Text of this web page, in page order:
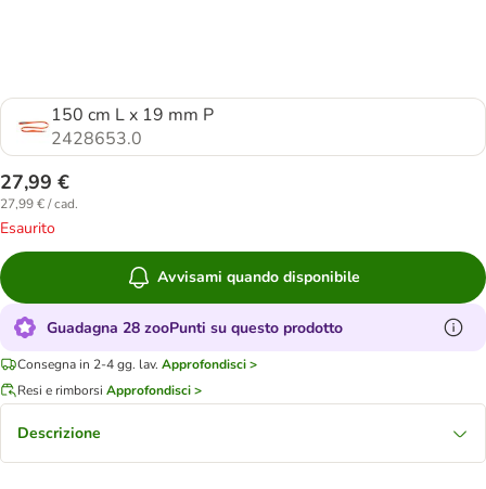
150 cm L x 19 mm P
2428653.0
27,99 €
27,99 € / cad.
Esaurito
Avvisami quando disponibile
Guadagna 28 zooPunti su questo prodotto
Consegna in 2-4 gg. lav. Approfondisci >
Resi e rimborsi Approfondisci >
Descrizione